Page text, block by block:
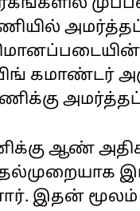
கமாண்டர்
ஆண்
இதன்